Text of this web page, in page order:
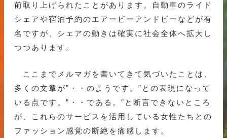
前取り上げられたことがあります。自動車のライド
シェアや宿泊予約のエアービーアンドビーなどが有
名ですが、シェアの動きは確実に社会全体へ拡大し
つつあります。
ここまでメルマガを書いてきて気づいたことは、
多くの文章が”・・のようです。”との表現になって
いる点です。”・・である。”と断言できないところ
が、これらのサービスを活用している女性たちとの
ファッション感覚の断絶を痛感します。